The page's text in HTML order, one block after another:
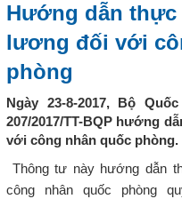
Hướng dẫn thực
lương đối với
phòng
Ngày 23-8-2017, Bộ
207/2017/TT-BQP hướng
với công nhân quốc phòng.
Thông tư này hướng dẫn
công nhân quốc phòng